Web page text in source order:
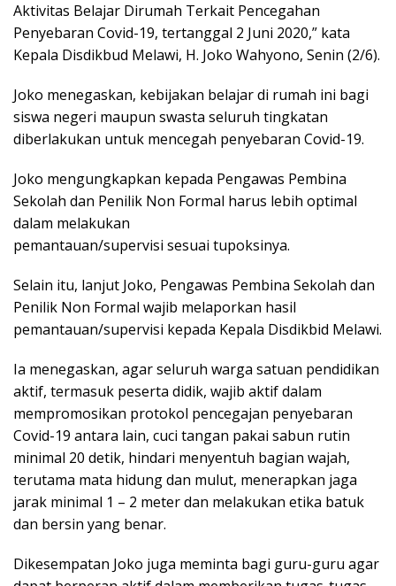
Aktivitas Belajar Dirumah Terkait Pencegahan
Penyebaran Covid-19, tertanggal 2 Juni 2020,” kata
Kepala Disdikbud Melawi, H. Joko Wahyono, Senin (2/6).
Joko menegaskan, kebijakan belajar di rumah ini bagi
siswa negeri maupun swasta seluruh tingkatan
diberlakukan untuk mencegah penyebaran Covid-19.
Joko mengungkapkan kepada Pengawas Pembina
Sekolah dan Penilik Non Formal harus lebih optimal
dalam melakukan
pemantauan/supervisi sesuai tupoksinya.
Selain itu, lanjut Joko, Pengawas Pembina Sekolah dan
Penilik Non Formal wajib melaporkan hasil
pemantauan/supervisi kepada Kepala Disdikbid Melawi.
Ia menegaskan, agar seluruh warga satuan pendidikan
aktif, termasuk peserta didik, wajib aktif dalam
mempromosikan protokol pencegajan penyebaran
Covid-19 antara lain, cuci tangan pakai sabun rutin
minimal 20 detik, hindari menyentuh bagian wajah,
terutama mata hidung dan mulut, menerapkan jaga
jarak minimal 1 – 2 meter dan melakukan etika batuk
dan bersin yang benar.
Dikesempatan Joko juga meminta bagi guru-guru agar